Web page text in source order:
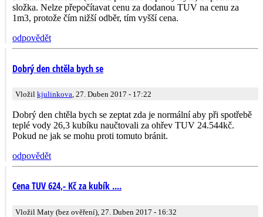
složka. Nelze přepočítavat cenu za dodanou TUV na cenu za
1m3, protože čím nižší odběr, tím vyšší cena.
odpovědět
Dobrý den chtěla bych se
Vložil kjulinkova, 27. Duben 2017 - 17:22
Dobrý den chtěla bych se zeptat zda je normální aby při spotřebě
teplé vody 26,3 kubíku naučtovali za ohřev TUV 24.544kč.
Pokud ne jak se mohu proti tomuto bránit.
odpovědět
Cena TUV 624,- Kč za kubík ....
Vložil Maty (bez ověření), 27. Duben 2017 - 16:32